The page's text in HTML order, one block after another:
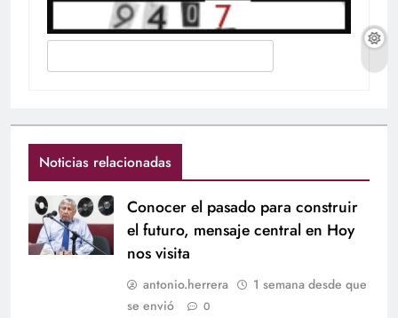
Noticias relacionadas
Conocer el pasado para construir
el futuro, mensaje central en Hoy
nos visita
antonio.herrera
1 semana desde que
se envió
0